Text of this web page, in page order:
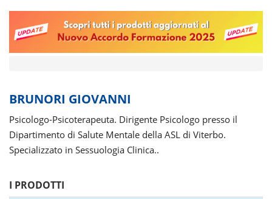
AREE
TEMATICHE
BRUNORI GIOVANNI
Psicologo-Psicoterapeuta. Dirigente Psicologo presso il
Dipartimento di Salute Mentale della ASL di Viterbo.
Specializzato in Sessuologia Clinica..
I PRODOTTI